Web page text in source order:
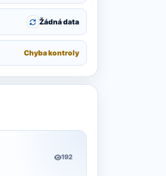
Žádná data
Chyba kontroly
192